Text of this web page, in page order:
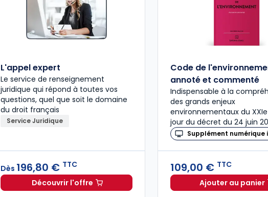
L'appel expert
Le service de renseignement
juridique qui répond à toutes vos
questions, quel que soit le domaine
du droit français
Service Juridique
Dès 196,80 € TTC
Découvrir l'offreL'appel expert à partir de Dès 196,80 €TTC
Code de
annoté et commenté
Indispensable à la
des grands enjeux
environnementaux du
jour du décret du 24 juin
Supplément numérique
109,00 € TTC
Ajouter au panier
Code